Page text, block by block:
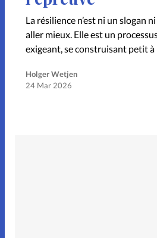
La résilience n’est ni un slogan
aller mieux. Elle est un
exigeant, se construisant petit
Holger Wetjen
24 Mar 2026